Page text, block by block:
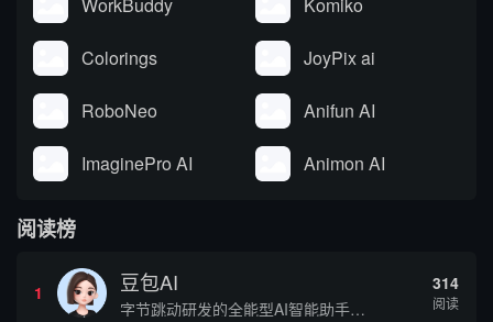
Colorings JoyPix ai
RoboNeo Anifun AI
ImaginePro AI Animon AI
阅读榜
1 豆包AI
字节跳动研发的全能型AI智能助手，提供智能对话、知识问答、内容创作、学习办公等一站式AI服务
314
阅读